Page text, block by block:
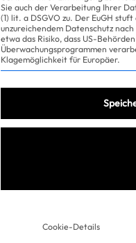
Sie auch der Verarbeitung Ihrer
(1) lit. a DSGVO zu. Der EuGH
unzureichendem Datenschutz
etwa das Risiko, dass US-
Überwachungsprogrammen
Klagemöglichkeit für Europäer.
Cookie-Details